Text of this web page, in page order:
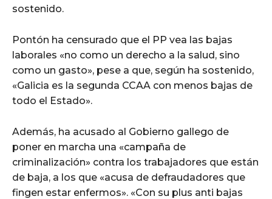
sostenido.
Pontón ha censurado que el PP vea las bajas
laborales «no como un derecho a la salud, sino
como un gasto», pese a que, según ha sostenido,
«Galicia es la segunda CCAA con menos bajas de
todo el Estado».
Además, ha acusado al Gobierno gallego de
poner en marcha una «campaña de
criminalización» contra los trabajadores que están
de baja, a los que «acusa de defraudadores que
fingen estar enfermos». «Con su plus anti bajas